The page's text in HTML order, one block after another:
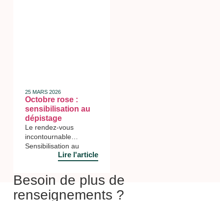
25 MARS 2026
Octobre rose :
sensibilisation au
dépistage
Le rendez-vous
incontournable
Sensibilisation au
dépistage Ce jeudi 9
Camus participé à la
campagne de
sensibilisation au
Lire l'article
Besoin de plus de
renseignements ?